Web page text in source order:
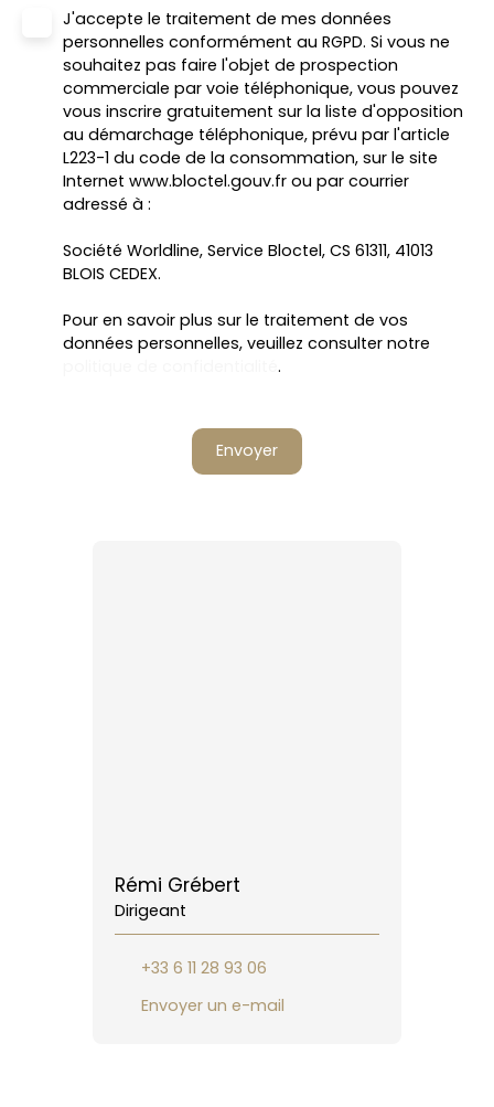
J'accepte le traitement de mes données
personnelles conformément au RGPD. Si vous ne
souhaitez pas faire l'objet de prospection
commerciale par voie téléphonique, vous pouvez
vous inscrire gratuitement sur la liste d'opposition
au démarchage téléphonique, prévu par l'article
L223-1 du code de la consommation, sur le site
Internet www.bloctel.gouv.fr ou par courrier
adressé à :
Société Worldline, Service Bloctel, CS 61311, 41013
BLOIS CEDEX.
Pour en savoir plus sur le traitement de vos
données personnelles, veuillez consulter notre
.
Envoyer
Rémi Grébert
Dirigeant
+33 6 11 28 93 06
Envoyer un e-mail